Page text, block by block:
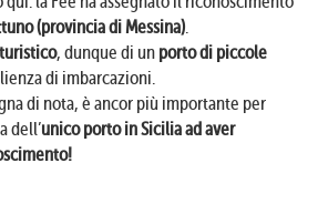
(provincia di Messina).
, dunque di un porto di piccole
di imbarcazioni.
di nota, è ancor più importante per
dell’unico porto in Sicilia ad aver